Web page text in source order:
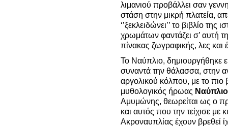
λιμανιού προβάλλει σαν
στάση στην μικρή πλατεία,
‘’ξεκλειδώνει’’ το βιβλίο
χρωμάτων φαντάζει σ’ αυτή
πίνακας ζωγραφικής, λες και
Το Ναύπλιο, δημιουργήθηκε
συναντά την θάλασσα, στην
αργολικού κόλπου, με το
μυθολογικός ήρωας
Αμυμώνης, θεωρείται ως ο
και αυτός που την τείχισε με
Ακροναυπλίας έχουν βρεθεί